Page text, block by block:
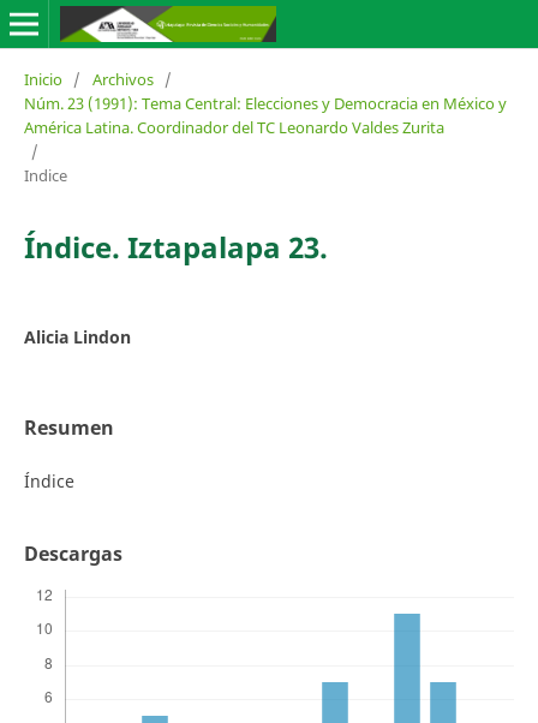
Inicio / Archivos /
Núm. 23 (1991): Tema Central: Elecciones y Democracia en México y
América Latina. Coordinador del TC Leonardo Valdes Zurita
/
Indice
Índice. Iztapalapa 23.
Alicia Lindon
Resumen
Índice
Descargas